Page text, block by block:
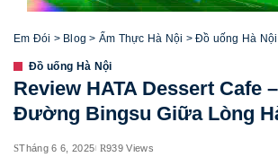
Em Đói > Blog > Ẩm Thực Hà Nội > Đồ uống Hà Nội
Đồ uống Hà Nội
Review HATA Dessert Cafe
Đường Bingsu Giữa Lòng
Tháng 6 6, 2025 939 Views